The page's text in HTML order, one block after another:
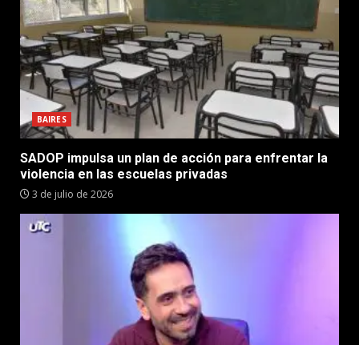
BAIRES
SADOP impulsa un plan de acción para enfrentar la
violencia en las escuelas privadas
3 de julio de 2026